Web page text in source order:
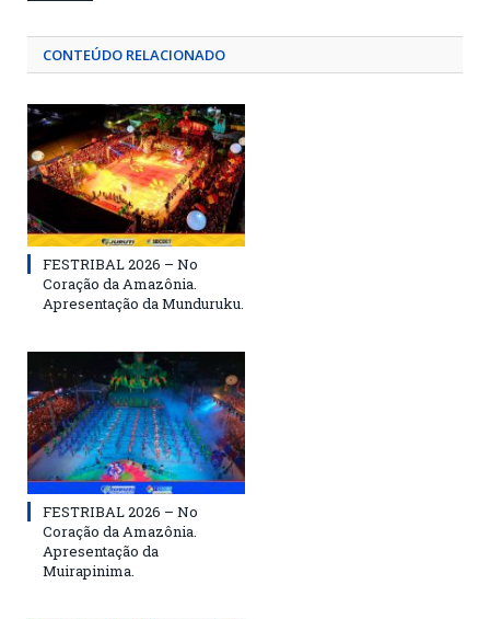
CONTEÚDO RELACIONADO
FESTRIBAL 2026 – No
Coração da Amazônia.
Apresentação da Munduruku.
FESTRIBAL 2026 – No
Coração da Amazônia.
Apresentação da
Muirapinima.